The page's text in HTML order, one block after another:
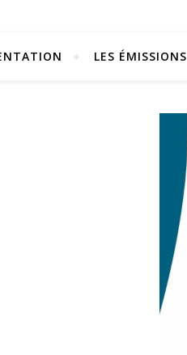
LES ÉMISSIONS